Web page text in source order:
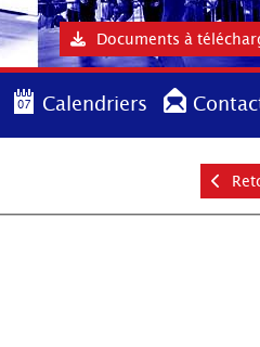
Documents à
Calendriers